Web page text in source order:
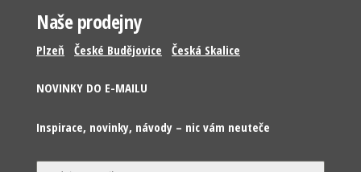
Naše prodejny
Plzeň České Budějovice Česká Skalice
NOVINKY DO E-MAILU
Inspirace, novinky, návody – nic vám neuteče